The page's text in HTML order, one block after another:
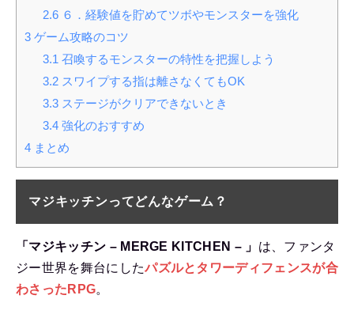
2.6６．経験値を貯めてツボやモンスターを強化
3 ゲーム攻略のコツ
3.1 召喚するモンスターの特性を把握しよう
3.2スワイプする指は離さなくてもOK
3.3ステージがクリアできないとき
3.4強化のおすすめ
4 まとめ
マジキッチンってどんなゲーム？
「マジキッチン – MERGE KITCHEN – 」 は、ファンタ
ジー世界を舞台にしたパズルとタワーディフェンスが合
わさったRPG。